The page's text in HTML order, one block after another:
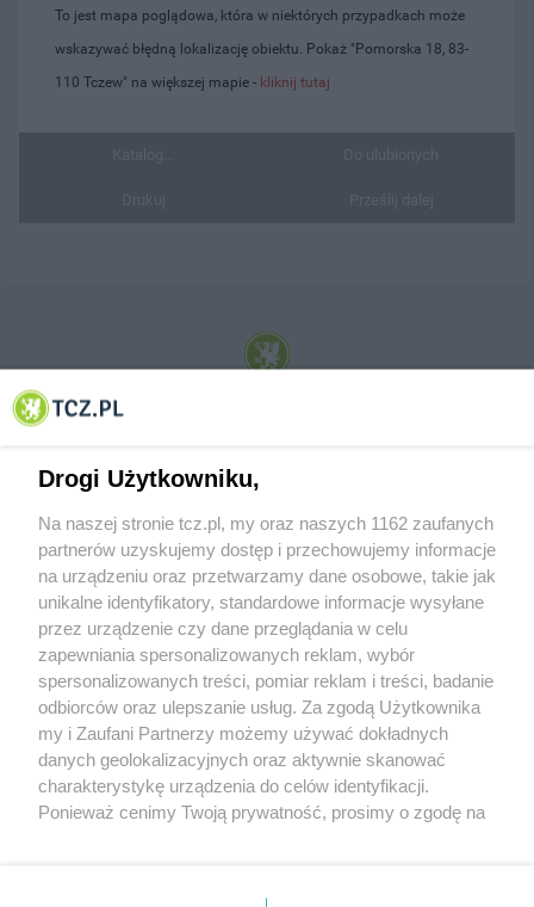
To jest mapa poglądowa, która w niektórych przypadkach może
wskazywać błędną lokalizację obiektu. Pokaż "Pomorska 18, 83-
110 Tczew" na większej mapie - kliknij tutaj
© 2001-2026 Tczew - TCZ.PL Sp. z o.o. Internetowy Serwis Informacyjny Miasta
O FIRMIE POLITYKA PRYWATNOŚCI HOSTING
REKLAMA WSPÓŁPRACA RSS FACEBOOK KONTAKT
Nasze serwisy
Aktualności
Tcz24
Muzyka i kultura
Archiwum wydarzeń
Drogi Użytkowniku,
Na naszej stronie tcz.pl, my oraz naszych 1162 zaufanych
partnerów uzyskujemy dostęp i przechowujemy informacje
na urządzeniu oraz przetwarzamy dane osobowe, takie jak
unikalne identyfikatory, standardowe informacje wysyłane
przez urządzenie czy dane przeglądania w celu
zapewniania spersonalizowanych reklam, wybór
spersonalizowanych treści, pomiar reklam i treści, badanie
odbiorców oraz ulepszanie usług. Za zgodą Użytkownika
my i Zaufani Partnerzy możemy używać dokładnych
danych geolokalizacyjnych oraz aktywnie skanować
charakterystykę urządzenia do celów identyfikacji.
Ponieważ cenimy Twoją prywatność, prosimy o zgodę na